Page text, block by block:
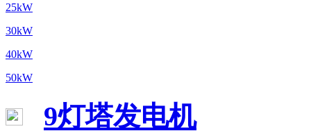
25kW
30kW
40kW
50kW
9灯塔发电机